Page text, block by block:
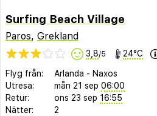
Surfing Beach Village
Paros, Grekland
3,8/5 24°C
Flyg från: Arlanda - Naxos
Utresa:
mån 21 sep 06:00
Retur:
ons 23 sep 16:55
Nätter:
2